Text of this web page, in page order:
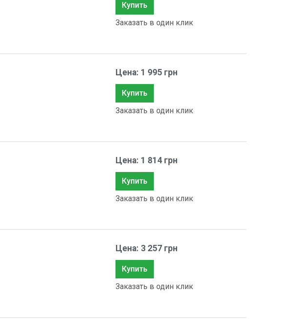
Купить
Заказать в один клик
Цена: 1 995 грн
Купить
Заказать в один клик
Цена: 1 814 грн
Купить
Заказать в один клик
Цена: 3 257 грн
Купить
Заказать в один клик